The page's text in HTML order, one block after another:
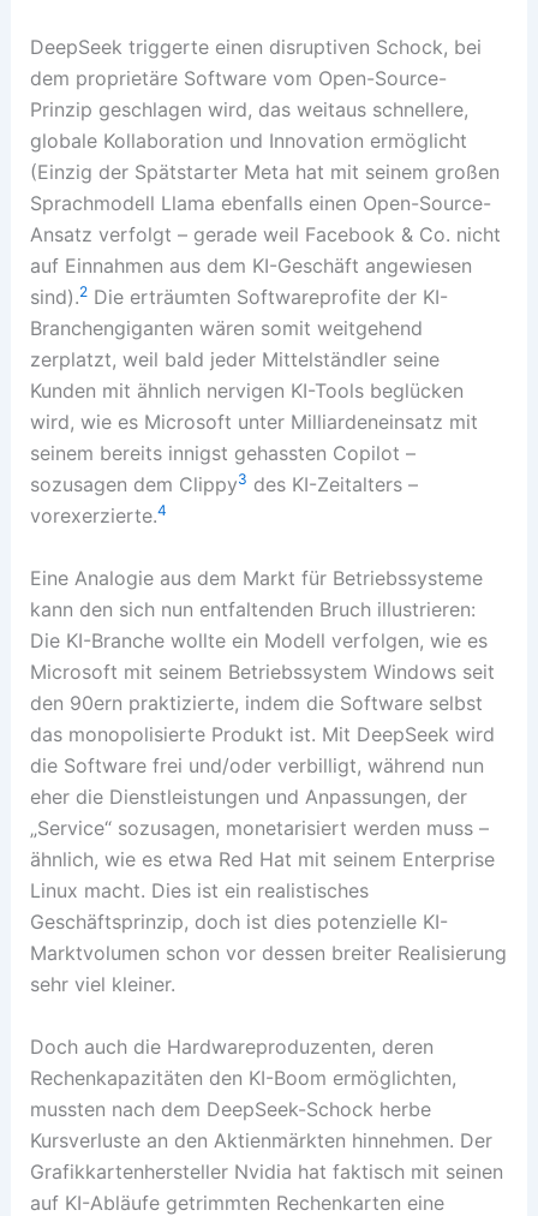
DeepSeek triggerte einen disruptiven Schock, bei
dem proprietäre Software vom Open-Source-
Prinzip geschlagen wird, das weitaus schnellere,
globale Kollaboration und Innovation ermöglicht
(Einzig der Spätstarter Meta hat mit seinem großen
Sprachmodell Llama ebenfalls einen Open-Source-
Ansatz verfolgt – gerade weil Facebook & Co. nicht
auf Einnahmen aus dem KI-Geschäft angewiesen
sind).2Die erträumten Softwareprofite der KI-
Branchengiganten wären somit weitgehend
zerplatzt, weil bald jeder Mittelständler seine
Kunden mit ähnlich nervigen KI-Tools beglücken
wird, wie es Microsoft unter Milliardeneinsatz mit
seinem bereits innigst gehassten Copilot –
sozusagen dem Clippy3 des KI-Zeitalters –
vorexerzierte.4
Eine Analogie aus dem Markt für Betriebssysteme
kann den sich nun entfaltenden Bruch illustrieren:
Die KI-Branche wollte ein Modell verfolgen, wie es
Microsoft mit seinem Betriebssystem Windows seit
den 90ern praktizierte, indem die Software selbst
das monopolisierte Produkt ist. Mit DeepSeek wird
die Software frei und/oder verbilligt, während nun
eher die Dienstleistungen und Anpassungen, der
„Service“ sozusagen, monetarisiert werden muss –
ähnlich, wie es etwa Red Hat mit seinem Enterprise
Linux macht. Dies ist ein realistisches
Geschäftsprinzip, doch ist dies potenzielle KI-
Marktvolumen schon vor dessen breiter Realisierung
sehr viel kleiner.
Doch auch die Hardwareproduzenten, deren
Rechenkapazitäten den KI-Boom ermöglichten,
mussten nach dem DeepSeek-Schock herbe
Kursverluste an den Aktienmärkten hinnehmen. Der
Grafikkartenhersteller Nvidia hat faktisch mit seinen
auf KI-Abläufe getrimmten Rechenkarten eine